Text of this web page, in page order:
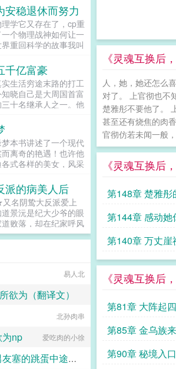
《灵魂互换后
人，她，她还怎么
对了。 上官彻也不
楚雅彤不要他了。
甚至还有烧焦的肉
官彻仿若未闻一般
《灵魂互换后
第148章 楚雅彤
第144章 感动她
第140章 万丈崖
《灵魂互换后
第81章 大阵起
第85章 金乌族
第90章 秘境入
昕原本兴趣缺缺，直
八块腹肌优美人鱼线的
安稳退休而努力
学它又存在了，cp重
个物理战神如何让一
重回科学的故事我叫
一睁眼来到了一个新
界社会安宁生...
千亿富豪
生活穷途末路的打工
晓自己是大周国首富
十名继承人之一。他
击败其他竞争者。...
本书讲述了一个现代
离奇的艳遇！也许他
式各样的美女，风采
撞！当您看此书时，
这本书中的主人公！
就是情感真实细腻贴
发起您内心深处的强
派的病美人后
名阴鸷大反派爱上
景沅是纪大少爷的眼
败落，却在纪家呼风
却是个活脱脱的病秧
除了美貌一无是处。
爱招来许多人的嫉
易人北
欲为（翻译文）
白门楼汉化集团
北孙肉串
np 爱吃肉的小徐
新娘在婚礼上夹着前男友塞的跳蛋中途忍不住喷水了